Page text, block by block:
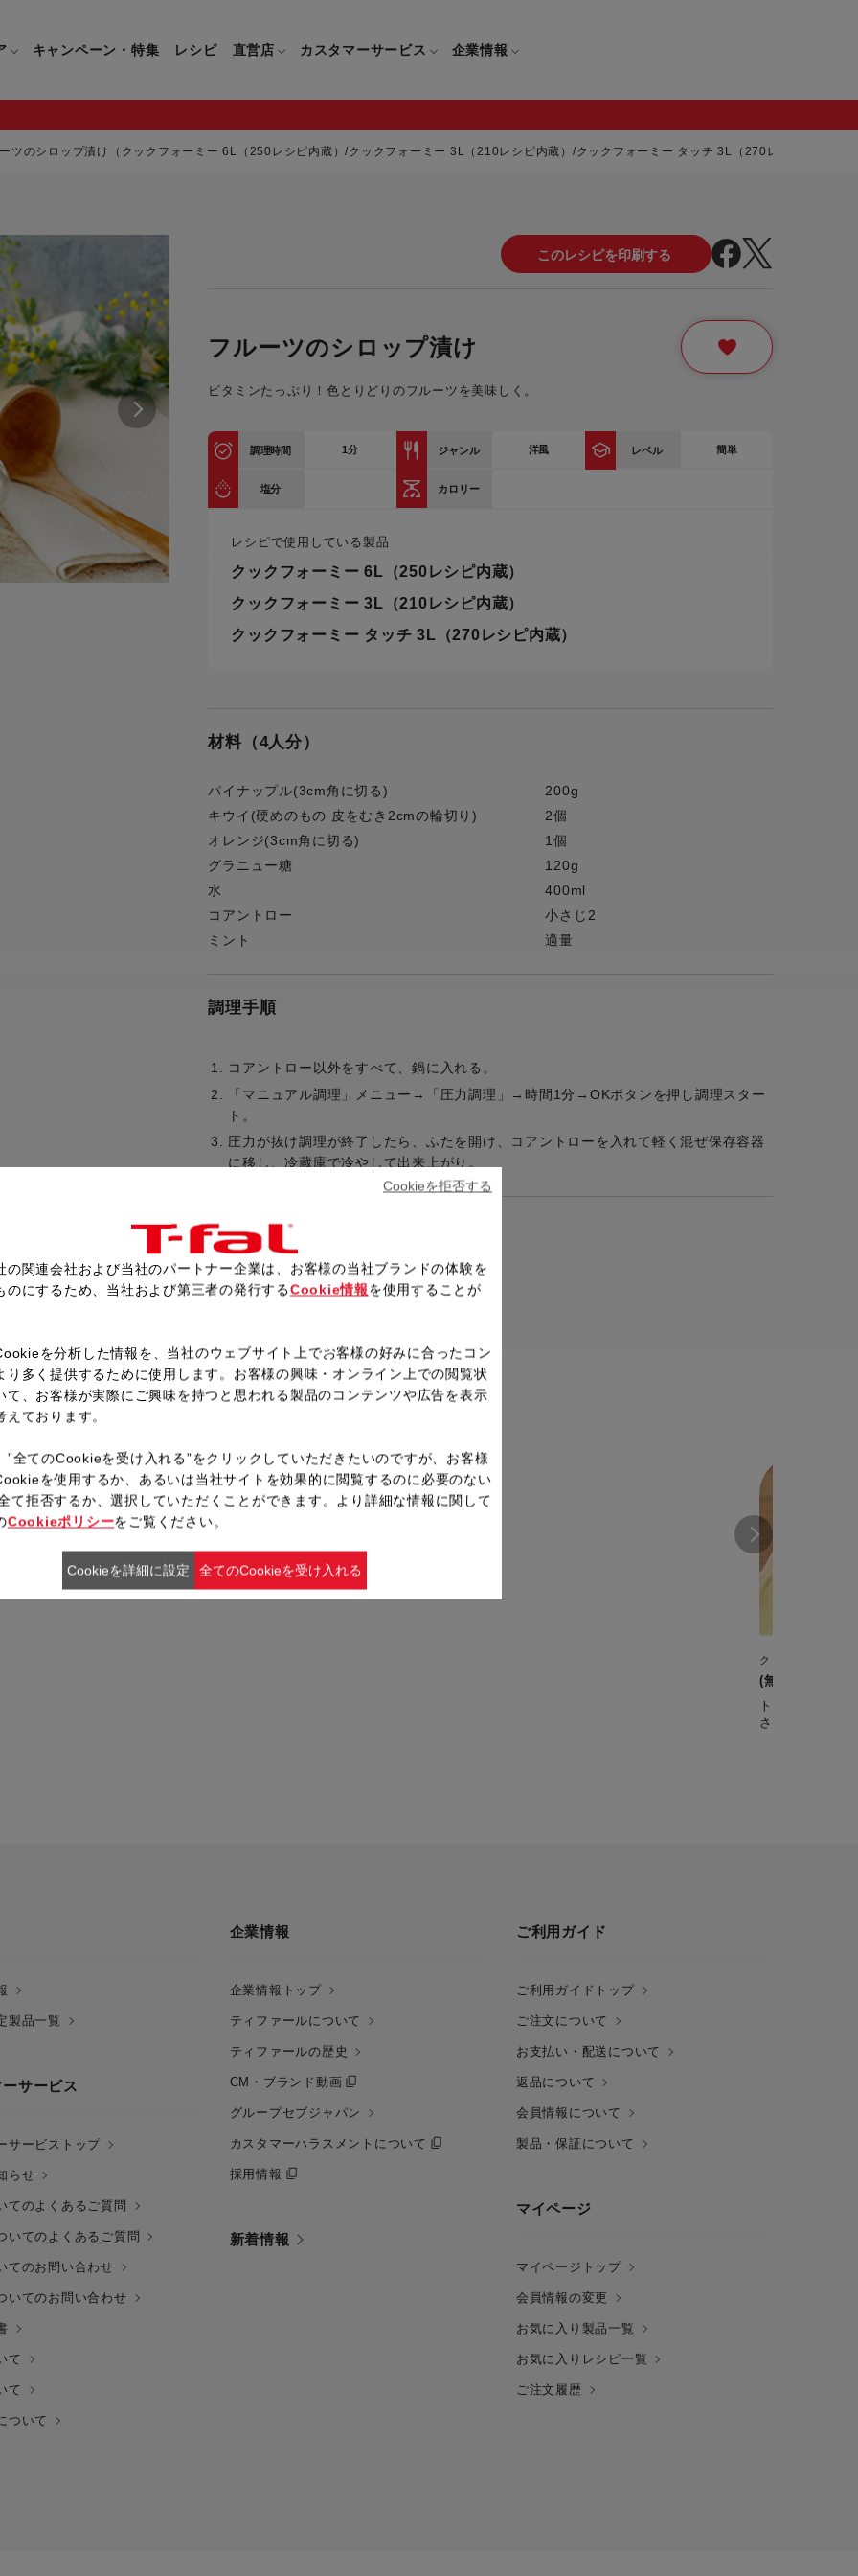
・鍋
ン・鍋
ライパン・鍋
鍋
電気圧力鍋
キッチンナイフ(包丁)
マルチみじん切り器
保存容器
ドリンクウェア
キッチンツール
炊飯器
すべての炊飯器
アイロン・衣類スチーマー
衣類スチーマー専用タイプ(1way)
スチームアイロン
ハンドブレンダー
フードプロセッサー
トースター
電気圧力鍋
生活家電
すべての生活家電
毛玉クリーナー
キッチンナイフ(包丁)一覧
マルチみじん切り器一覧
保存容器一覧
ドリンクウェア一覧
キッチンツール一覧
カトラリー一覧
炊飯器一覧
すべての炊飯器一覧
ハンドブレンダー一覧
フードプロセッサー一覧
トースター一覧
電気圧力鍋一覧
生活家電一覧
すべての生活家電一覧
毛玉クリーナー一覧
ギフト・プレゼント特集
セール
キャンペーン・特集 レシピ 直営店 カスタマーサービス
製品についてのよくあるご質問
ご購入についてのよくあるご質問
ティファール会員に関するよくある
ご質問
保証について
企業情報
ティファールの歴史
CM・ブランド動画
グループセブジャパン
採用情報
ツのシロップ漬け（クックフォーミー 6L（250レシピ内蔵）/クックフォーミー 3L（210レシピ内蔵）/クックフォーミー タッチ 3L（270レシピ内蔵））
フルーツのシロップ漬け
ビタミンたっぷり！色とりどりのフルーツを美味しく。
調理時間 1分 ジャンル 洋風 レベル 簡単
塩分 カロリー
レシピで使用している製品
クックフォーミー 6L（250レシピ内蔵）
クックフォーミー 3L（210レシピ内蔵）
クックフォーミー タッチ 3L（270レシピ内蔵）
材料（4人分）
パイナップル(3cm角に切る)
200g
キウイ(硬めのもの 皮をむき2cmの輪切り)
2個
オレンジ(3cm角に切る)
1個
グラニュー糖
120g
水
400ml
コアントロー
小さじ2
ミント
適量
調理手順
コアントロー以外をすべて、鍋に入れる。
「マニュアル調理」メニュー→「圧力調理」→時間1分→OKボタンを押し調理スター
ト。
圧力が抜け調理が終了したら、ふたを開け、コアントローを入れて軽く混ぜ保存容器
に移し、冷蔵庫で冷やして出来上がり。
レシピ一覧へ戻る
クックフォーミー
(無水)ラタトゥ
トマトで煮込
さらに美味しく
製品一覧
サービス
サービストップ
らせ
てのよくあるご質問
いてのよくあるご質問
てのお問い合わせ
いてのお問い合わせ
て
て
ついて
企業情報
企業情報トップ
ティファールについて
ティファールの歴史
CM・ブランド動画
グループセブジャパン
カスタマーハラスメントについて
採用情報
新着情報
ご利用ガイド
ご利用ガイドトップ
ご注文について
お支払い・配送について
返品について
会員情報について
製品・保証について
マイページ
マイページトップ
会員情報の変更
お気に入り製品一覧
お気に入りレシピ一覧
ご注文履歴
の関連会社および当社のパートナー企業は、お客様の当社ブランドの体験を
のにするため、当社および第三者の発行するCookie情報 を使用することが
を分析した情報を、当社のウェブサイト上でお客様の好みに合ったコン
り多く提供するために使用します。お客様の興味・オンライン上での閲覧状
て、お客様が実際にご興味を持つと思われる製品のコンテンツや広告を表示
えております。
”全てのCookieを受け入れる”をクリックしていただきたいのですが、お客様
を使用するか、あるいは当社サイトを効果的に閲覧するのに必要のない
て拒否するか、選択していただくことができます。より詳細な情報に関して
Cookieポリシーをご覧ください。
Cookieを拒否する
Cookieを詳細に設定 全てのCookieを受け入れる